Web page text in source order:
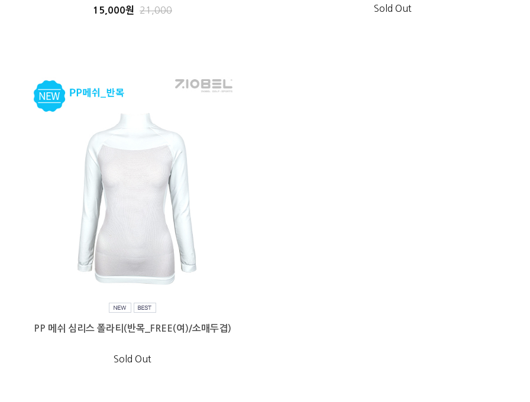
15,000원 21,000 Sold Out
PP 메쉬 심리스 폴라티(반목_FREE(여)/소매두겹)
Sold Out